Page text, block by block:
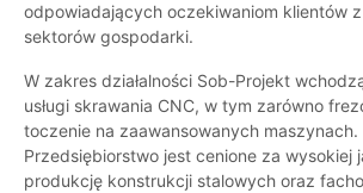
odpowiadających oczekiwaniom klientów
sektorów gospodarki.
W zakres działalności Sob-Projekt
usługi skrawania CNC, w tym zarówno
toczenie na zaawansowanych maszynach.
Przedsiębiorstwo jest cenione za wysokiej
produkcję konstrukcji stalowych oraz